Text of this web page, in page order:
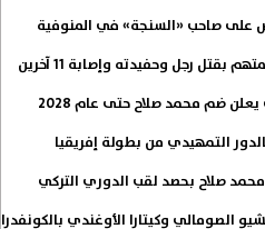
على صاحب «السنجة» في المنوفية
رجل وحفيدته وإصابة 11 آخرين
ضم محمد صلاح حتى عام 2028
التمهيدي من بطولة إفريقيا
صلاح بحصد لقب الدوري التركي
الصومالي وكيتارا الأوغندي